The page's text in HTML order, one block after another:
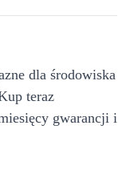
dla środowiska
teraz
gwarancji i